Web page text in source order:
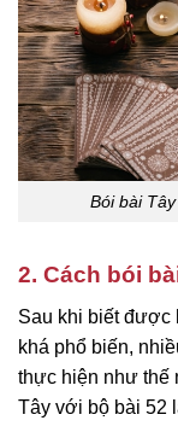
Bói bài
2. Cách bói
Sau khi biết được
khá phổ biến,
thực hiện như thế
Tây với bộ bài 52